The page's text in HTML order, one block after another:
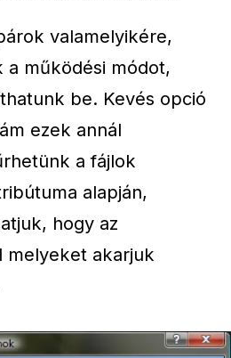
valamelyikére,
a működési módot,
be. Kevés opció
ezek annál
a fájlok
alapján,
hogy az
melyeket akarjuk